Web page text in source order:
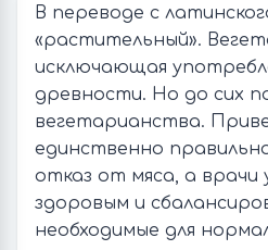
В переводе с
«растительный».
исключающая
древности. Но до сих
вегетарианства.
единственно
отказ от мяса, а
здоровым и
необходимые для